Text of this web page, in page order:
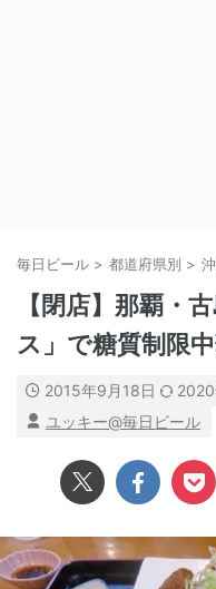
毎日ビール > 都道府県別 >
【閉店】那覇・
ス」で糖質制限
2015年9月18日
ユッキー@毎日ビール